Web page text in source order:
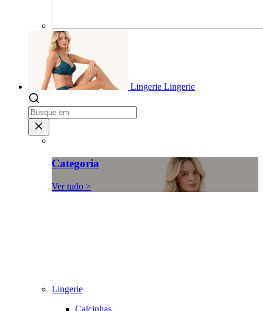
Lingerie Lingerie
Categoria
Ver tudo >
Lingerie
Calcinhas